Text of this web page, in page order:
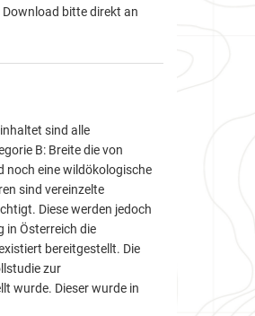
bitte direkt an
sind alle
B: Breite die von
noch eine wildökologische
sind vereinzelte
Diese werden jedoch
in Österreich die
bereitgestellt. Die
zur
wurde. Dieser wurde in